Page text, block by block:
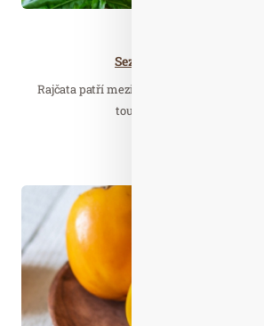
Sezóna rajčat v plném
Rajčata patří mezi oblíbenou zeleninu,
toužíte po tom, abyste si